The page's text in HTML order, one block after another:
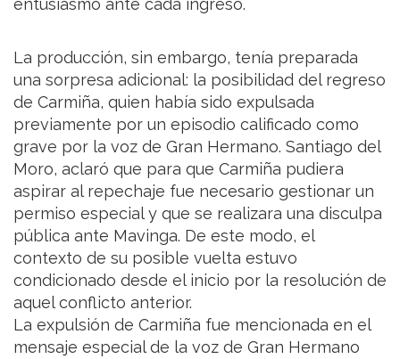
entusiasmo ante cada ingreso.
La producción, sin embargo, tenía preparada
una sorpresa adicional: la posibilidad del regreso
de Carmiña, quien había sido expulsada
previamente por un episodio calificado como
grave por la voz de Gran Hermano. Santiago del
Moro, aclaró que para que Carmiña pudiera
aspirar al repechaje fue necesario gestionar un
permiso especial y que se realizara una disculpa
pública ante Mavinga. De este modo, el
contexto de su posible vuelta estuvo
condicionado desde el inicio por la resolución de
aquel conflicto anterior.
La expulsión de Carmiña fue mencionada en el
mensaje especial de la voz de Gran Hermano